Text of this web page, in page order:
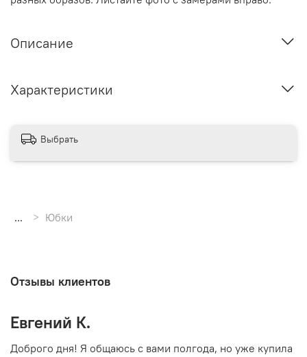
Описание
Характеристики
Выбрать
... Юбки
Отзывы клиентов
Евгений К.
Доброго дня! Я общаюсь с вами полгода, но уже купила